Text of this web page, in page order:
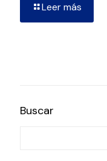
Leer más
Buscar